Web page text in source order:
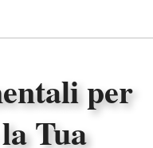
per
Tua